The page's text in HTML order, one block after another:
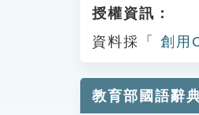
授權資訊：
資料採「
創用
教育部國語辭